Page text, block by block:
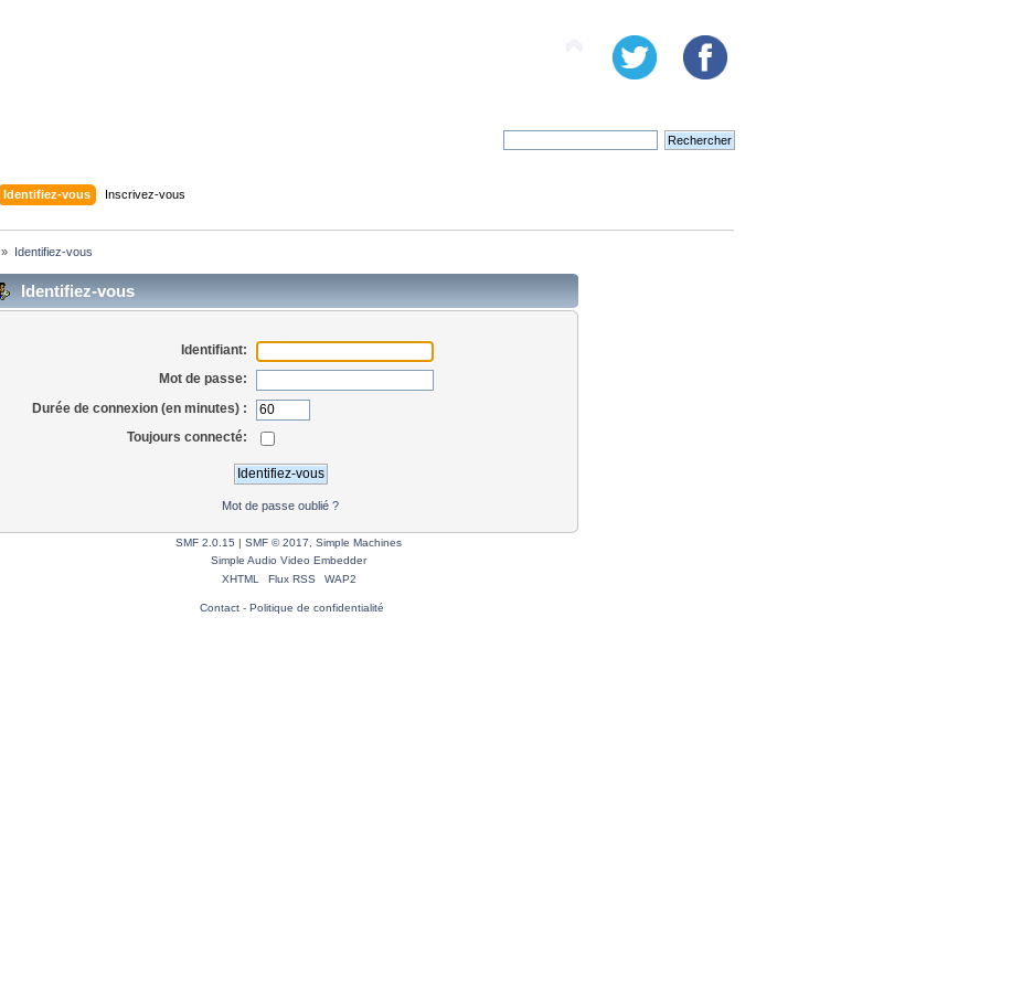
Identifiez-vous Inscrivez-vous
» Identifiez-vous
Identifiez-vous
Identifiant:
Mot de passe:
Durée de connexion (en minutes) :
Toujours connecté:
Mot de passe oublié ?
SMF 2.0.15 | SMF © 2017
Simple Machines
Simple Audio Video Embedder
XHTML
Flux RSS WAP2
Contact- Politique de confidentialité